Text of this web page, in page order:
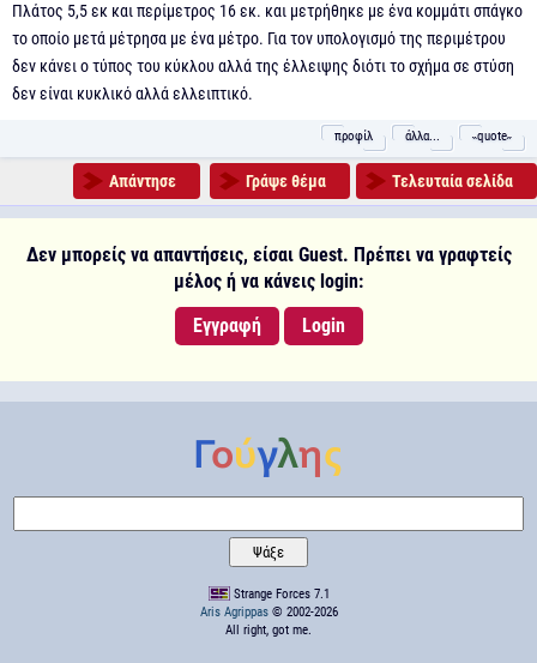
Πλάτος 5,5 εκ και περίμετρος 16 εκ. και μετρήθηκε με ένα κομμάτι σπάγκο
το οποίο μετά μέτρησα με ένα μέτρο. Για τον υπολογισμό της περιμέτρου
δεν κάνει ο τύπος του κύκλου αλλά της έλλειψης διότι το σχήμα σε στύση
δεν είναι κυκλικό αλλά ελλειπτικό.
προφίλ άλλα... ˵quote˶
Απάντησε Γράψε θέμα Τελευταία σελίδα
Δεν μπορείς να απαντήσεις, είσαι Guest. Πρέπει να γραφτείς
μέλος ή να κάνεις login:
Εγγραφή
Login
Strange Forces 7.1
Aris Agrippas© 2002-2026
All right, got me.